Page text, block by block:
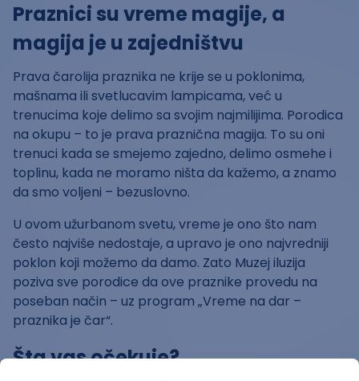
Praznici su vreme magije, a
magija je u zajedništvu
Prava čarolija praznika ne krije se u poklonima,
mašnama ili svetlucavim lampicama, već u
trenucima koje delimo sa svojim najmilijima. Porodica
na okupu – to je prava praznična magija. To su oni
trenuci kada se smejemo zajedno, delimo osmehe i
toplinu, kada ne moramo ništa da kažemo, a znamo
da smo voljeni – bezuslovno.
U ovom užurbanom svetu, vreme je ono što nam
često najviše nedostaje, a upravo je ono najvredniji
poklon koji možemo da damo. Zato Muzej iluzija
poziva sve porodice da ove praznike provedu na
poseban način – uz program „Vreme na dar –
praznika je čar“.
Šta vas očekuje?